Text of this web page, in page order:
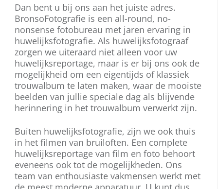
Dan bent u bij ons aan het juiste adres.
BronsoFotografie is een all-round, no-
nonsense fotobureau met jaren ervaring in
huwelijksfotografie. Als huwelijksfotograaf
zorgen we uiteraard niet alleen voor uw
huwelijksreportage, maar is er bij ons ook de
mogelijkheid om een eigentijds of klassiek
trouwalbum te laten maken, waar de mooiste
beelden van jullie speciale dag als blijvende
herinnering in het trouwalbum verwerkt zijn.
Buiten huwelijksfotografie, zijn we ook thuis
in het filmen van bruiloften. Een complete
huwelijksreportage van film en foto behoort
eveneens ook tot de mogelijkheden. Ons
team van enthousiaste vakmensen werkt met